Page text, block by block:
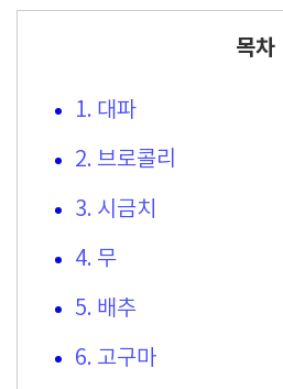
목차
1. 대파
2. 브로콜리
3. 시금치
4. 무
5. 배추
6. 고구마